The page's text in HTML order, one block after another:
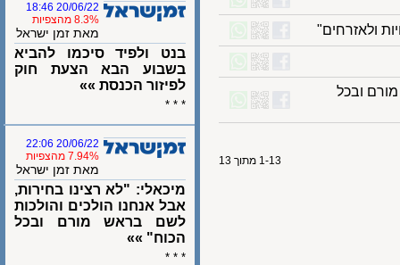
ובכל
1-13 מתוך 13
20/06/22 18:46
8.3% מהצפיות
מאת זמן ישראל
בנט ולפיד סיכמו להביא
בשבוע הבא הצעת חוק
לפיזור הכנסת »»
* * *
20/06/22 22:06
7.94% מהצפיות
מאת זמן ישראל
מיכאלי: "לא רצינו בחירות,
אבל אנחנו הולכים והולכות
לשם בראש מורם ובכל
הכוח" »»
* * *